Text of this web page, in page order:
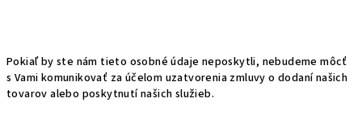
Pokiaľ by ste nám tieto osobné údaje neposkytli, nebudeme môcť
s Vami komunikovať za účelom uzatvorenia zmluvy o dodaní našich
tovarov alebo poskytnutí našich služieb.